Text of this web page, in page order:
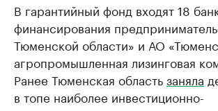
В гарантийный фонд входят 18
финансирования
Тюменской области» и АО
агропромышленная лизинговая
Ранее Тюменская областьзаняла
в топе наиболее инвестиционно-